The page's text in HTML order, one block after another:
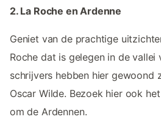
2. La Roche en Ardenne
Geniet van de prachtige
Roche dat is gelegen in de vallei
schrijvers hebben hier gewoond
Oscar Wilde. Bezoek hier ook
om de Ardennen.